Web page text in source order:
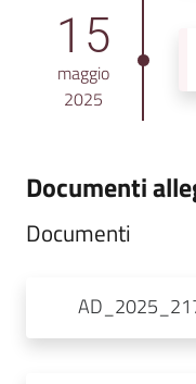
15
maggio
2025
Documenti
Documenti